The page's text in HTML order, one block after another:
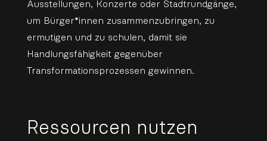
Ausstellungen, Konzerte oder Stadtrundgänge,
um Bürger*innen zusammenzubringen, zu
ermutigen und zu schulen, damit sie
Handlungsfähigkeit gegenüber
Transformationsprozessen gewinnen.
Ressourcen nutzen